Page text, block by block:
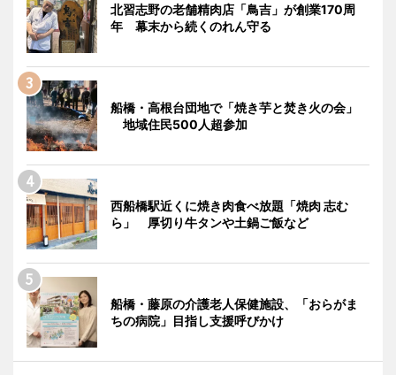
北習志野の老舗精肉店「鳥吉」が創業170周
年 幕末から続くのれん守る
船橋・高根台団地で「焼き芋と焚き火の会」
地域住民500人超参加
西船橋駅近くに焼き肉食べ放題「焼肉 志む
ら」 厚切り牛タンや土鍋ご飯など
船橋・藤原の介護老人保健施設、「おらがま
ちの病院」目指し支援呼びかけ